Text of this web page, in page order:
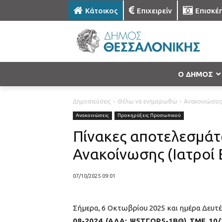
Κάτοικος Επιχειρείν
Ο ΔΗΜΟΣ
Δημοσιεύσεις Θέλω να ενημερωθώ Ανακοινώσεις
Ανακοινώσεις Προκηρύξεις Προσωπικού
Πίνακες
Ανακοίνωσης (Ιατροί
07/10/2025 09:01
Σήμερα, 6 Οκτωβρίου 2025 και ημέρα